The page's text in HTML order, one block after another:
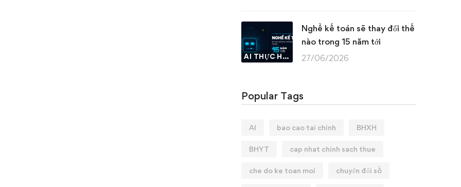
AI THỰC HÀNH
Nghề kế toán sẽ thay đổi thế
nào trong 15 năm tới
27/06/2026
Popular Tags
AI bao cao tai chinh BHXH
BHYT cap nhat chinh sach thue
che do ke toan moi chuyển đổi số